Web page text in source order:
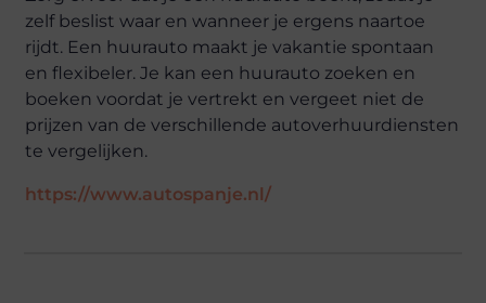
zelf beslist waar en wanneer je ergens naartoe
rijdt. Een huurauto maakt je vakantie spontaan
en flexibeler. Je kan een huurauto zoeken en
boeken voordat je vertrekt en vergeet niet de
prijzen van de verschillende autoverhuurdiensten
te vergelijken.
https://www.autospanje.nl/